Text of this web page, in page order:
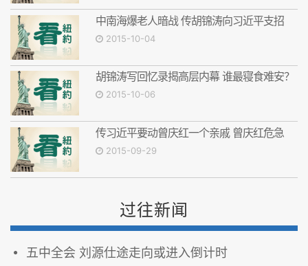
中南海爆老人暗战 传胡锦涛向习近平支招
2015-10-04
胡锦涛写回忆录揭高层内幕 谁最寝食难安？
2015-10-06
传习近平要动曾庆红一个亲戚 曾庆红危急
2015-09-29
过往新闻
五中全会 刘源仕途走向或进入倒计时